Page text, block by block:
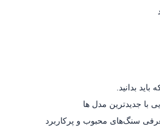
بدانید.
با جدیدترین مدل ها
سنگ‌های محبوب و پرکاربرد